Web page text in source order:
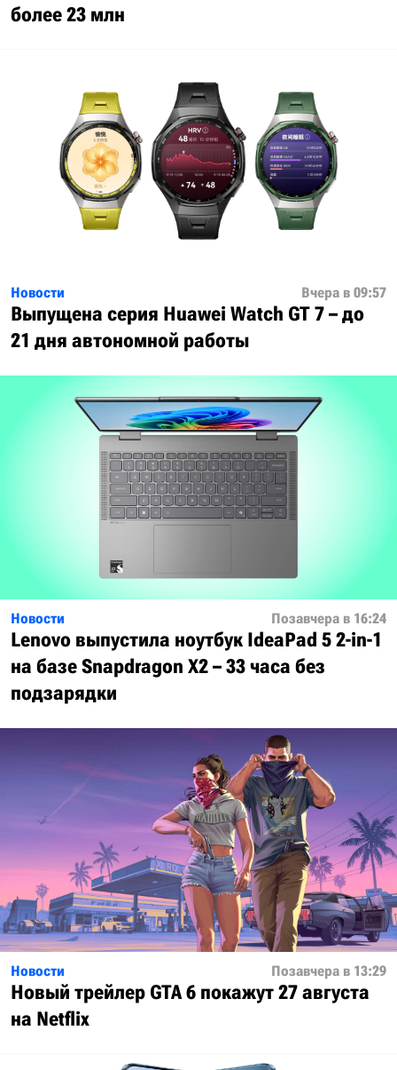
более 23 млн
Новости Вчера в 09:57
Выпущена серия Huawei Watch GT 7 – до
21 дня автономной работы
Новости Позавчера в 16:24
Lenovo выпустила ноутбук IdeaPad 5 2-in-1
на базе Snapdragon X2 – 33 часа без
подзарядки
Новости Позавчера в 13:29
Новый трейлер GTA 6 покажут 27 августа
на Netflix